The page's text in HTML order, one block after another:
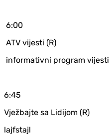
6:00
ATV vijesti (R)
informativni program vijesti
6:45
Vježbajte sa Lidijom (R)
lajfstajl